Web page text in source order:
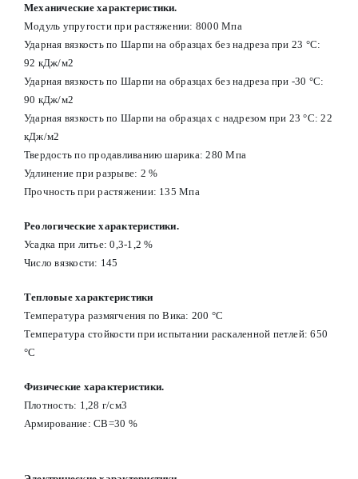
Механические характеристики.
Модуль упругости при растяжении: 8000 Мпа
Ударная вязкость по Шарпи на образцах без надреза при 23 °С:
92 кДж/м2
Ударная вязкость по Шарпи на образцах без надреза при -30 °С:
90 кДж/м2
Ударная вязкость по Шарпи на образцах с надрезом при 23 °С: 22
кДж/м2
Твердость по продавливанию шарика: 280 Мпа
Удлинение при разрыве: 2 %
Прочность при растяжении: 135 Мпа
Реологические характеристики.
Усадка при литье: 0,3-1,2 %
Число вязкости: 145
Тепловые характеристики
Температура размягчения по Вика: 200 °С
Температура стойкости при испытании раскаленной петлей: 650
°С
Физические характеристики.
Плотность: 1,28 г/см3
Армирование: СВ=30 %